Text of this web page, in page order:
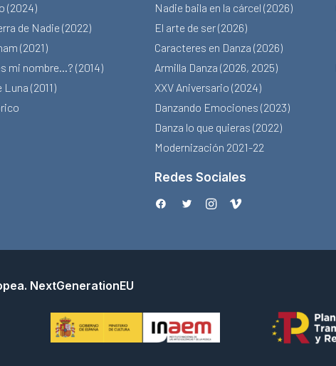
(2024)
de Nadie (2022)
(2021)
mi nombre…? (2014)
Luna (2011)
Nadie baila en la cárcel (2026)
El arte de ser (2026)
Caracteres en Danza (2026)
Armilla Danza (2026, 2025)
XXV Aniversario (2024)
Danzando Emociones (2023)
Danza lo que quieras (2022)
Modernización 2021-22
Redes Sociales
NextGenerationEU